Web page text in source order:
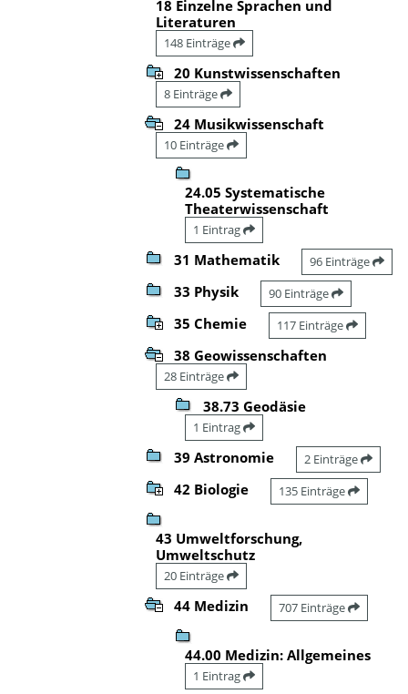
18 Einzelne Sprachen und
Literaturen
148 Einträge
20 Kunstwissenschaften
8 Einträge
24 Musikwissenschaft
10 Einträge
24.05 Systematische
Theaterwissenschaft
1 Eintrag
31 Mathematik 96 Einträge
33 Physik 90 Einträge
35 Chemie 117 Einträge
38 Geowissenschaften
28 Einträge
38.73 Geodäsie
1 Eintrag
39 Astronomie 2 Einträge
42 Biologie 135 Einträge
43 Umweltforschung,
Umweltschutz
20 Einträge
44 Medizin 707 Einträge
44.00 Medizin: Allgemeines
1 Eintrag